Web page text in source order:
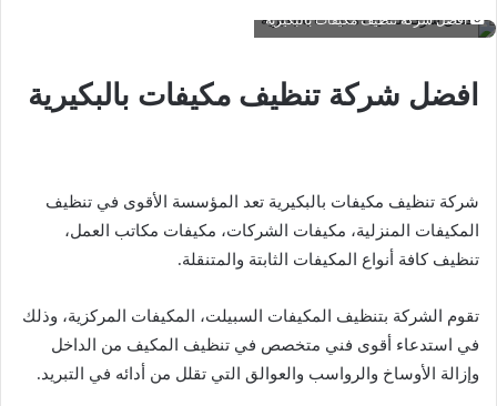
افضل شركة تنظيف مكيفات بالبكيرية
افضل شركة تنظيف مكيفات بالبكيرية
شركة تنظيف مكيفات بالبكيرية تعد المؤسسة الأقوى في تنظيف
المكيفات المنزلية، مكيفات الشركات، مكيفات مكاتب العمل،
تنظيف كافة أنواع المكيفات الثابتة والمتنقلة.
تقوم الشركة بتنظيف المكيفات السبيلت، المكيفات المركزية، وذلك
في استدعاء أقوى فني متخصص في تنظيف المكيف من الداخل
وإزالة الأوساخ والرواسب والعوالق التي تقلل من أدائه في التبريد.